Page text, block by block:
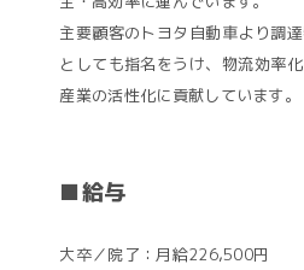
主要顧客のトヨタ自動車より調
としても指名をうけ、物流効率
産業の活性化に貢献しています。
■給与
大卒／院了：月給226,500円